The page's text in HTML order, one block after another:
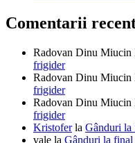
Comentarii
Radovan Dinu Miucin
frigider
Radovan Dinu Miucin
frigider
Radovan Dinu Miucin
frigider
Kristoferla Gânduri la
vale la Gânduri la final